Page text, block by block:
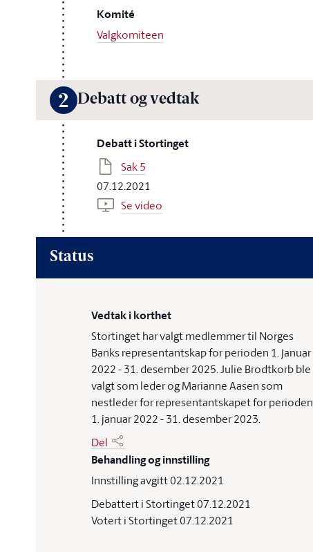
Komité
Valgkomiteen
2 Debatt og vedtak
Debatt i Stortinget
Sak 5
07.12.2021
Se video
Status
Vedtak i korthet
Stortinget har valgt medlemmer til Norges
Banks representantskap for perioden 1. januar
2022 - 31. desember 2025. Julie Brodtkorb ble
valgt som leder og Marianne Aasen som
nestleder for representantskapet for perioden
1. januar 2022 - 31. desember 2023.
Del
Behandling og innstilling
Innstilling avgitt 02.12.2021
Debattert i Stortinget 07.12.2021
Votert i Stortinget 07.12.2021